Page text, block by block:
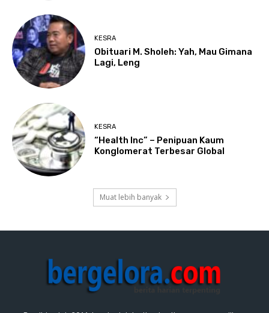
KESRA
Obituari M. Sholeh: Yah, Mau Gimana
Lagi, Leng
KESRA
“Health Inc” – Penipuan Kaum
Konglomerat Terbesar Global
Muat lebih banyak